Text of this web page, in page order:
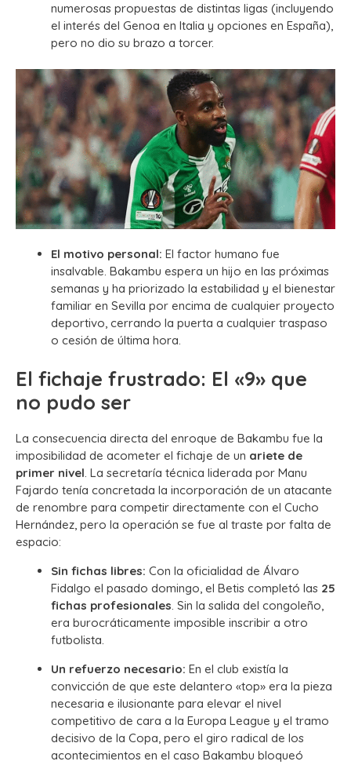
numerosas propuestas de distintas ligas (incluyendo
el interés del Genoa en Italia y opciones en España),
pero no dio su brazo a torcer.
El motivo personal: El factor humano fue
insalvable. Bakambu espera un hijo en las próximas
semanas y ha priorizado la estabilidad y el bienestar
familiar en Sevilla por encima de cualquier proyecto
deportivo, cerrando la puerta a cualquier traspaso
o cesión de última hora.
El fichaje frustrado: El «9» que
no pudo ser
La consecuencia directa del enroque de Bakambu fue la
imposibilidad de acometer el fichaje de un ariete de
primer nivel . La secretaría técnica liderada por Manu
Fajardo tenía concretada la incorporación de un atacante
de renombre para competir directamente con el Cucho
Hernández, pero la operación se fue al traste por falta de
espacio:
Sin fichas libres: Con la oficialidad de Álvaro
Fidalgo el pasado domingo, el Betis completó las 25
fichas profesionales . Sin la salida del congoleño,
era burocráticamente imposible inscribir a otro
futbolista.
Un refuerzo necesario: En el club existía la
convicción de que este delantero «top» era la pieza
necesaria e ilusionante para elevar el nivel
competitivo de cara a la Europa League y el tramo
decisivo de la Copa, pero el giro radical de los
acontecimientos en el caso Bakambu bloqueó